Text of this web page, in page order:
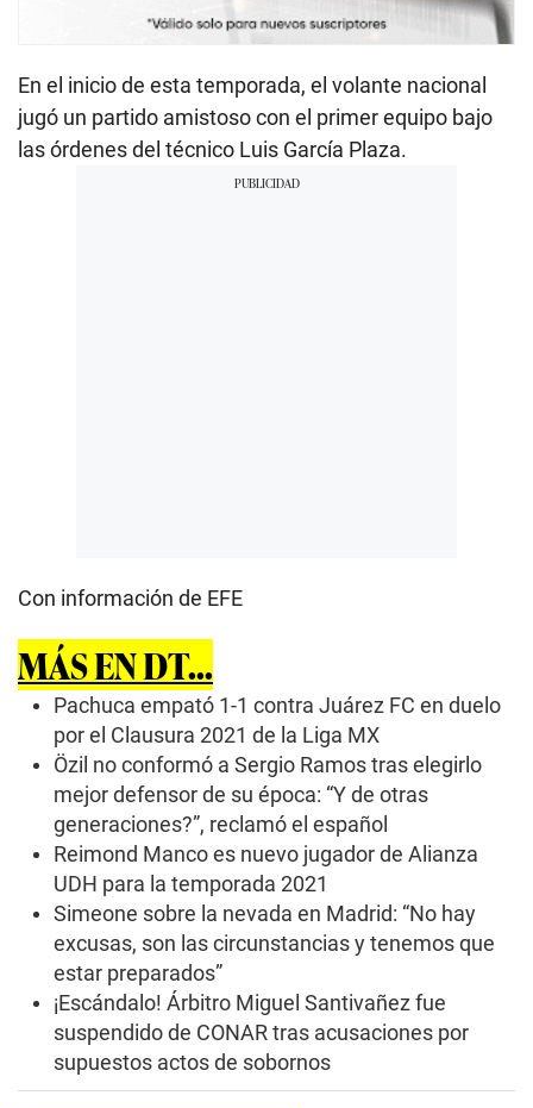
En el inicio de esta temporada, el volante nacional
jugó un partido amistoso con el primer equipo bajo
las órdenes del técnico Luis García Plaza.
Con información de EFE
MÁS EN DT...
Pachuca empató 1-1 contra Juárez FC en duelo
por el Clausura 2021 de la Liga MX
Özil no conformó a Sergio Ramos tras elegirlo
mejor defensor de su época: “Y de otras
generaciones?”, reclamó el español
Reimond Manco es nuevo jugador de Alianza
UDH para la temporada 2021
Simeone sobre la nevada en Madrid: “No hay
excusas, son las circunstancias y tenemos que
estar preparados”
¡Escándalo! Árbitro Miguel Santivañez fue
suspendido de CONAR tras acusaciones por
supuestos actos de sobornos